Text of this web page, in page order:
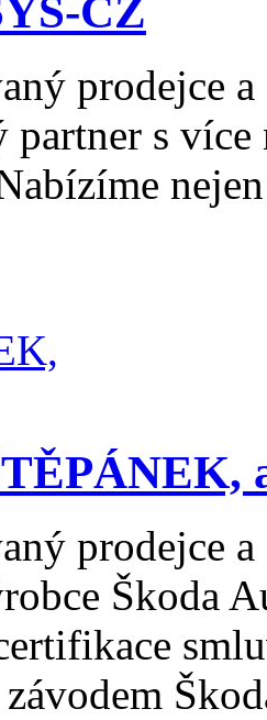
CZ
prodejce
s více
prodejce
Škoda